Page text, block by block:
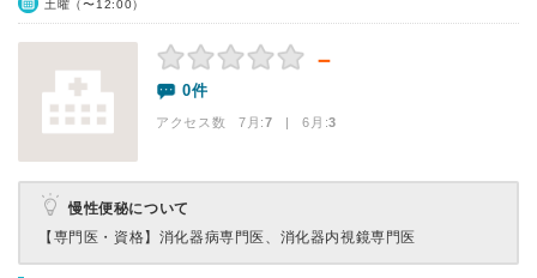
土曜（〜12:00）
－
0件
アクセス数 7月:7 | 6月:3
慢性便秘について
【専門医・資格】 消化器病専門医、消化器内視鏡専門医